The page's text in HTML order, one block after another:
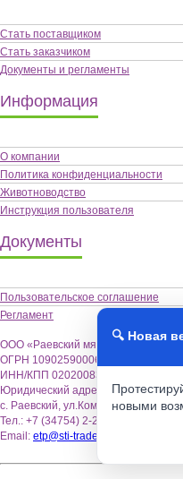
Стать поставщиком
Стать заказчиком
Документы и регламенты
Информация
О компании
Политика конфиденциальности
Животноводство
Инструкция пользователя
Документы
Пользовательское соглашение
Регламент
ООО «Раевский мясокомбинат
ОГРН 1090259000622
ИНН/КПП 0202008355 / 020201001
Юридический адрес: 452122,
с. Раевский,
Тел.: +7 (34754) 2-26-70
Email: etp@sti-trade.ru
🔍 Новая
новыми